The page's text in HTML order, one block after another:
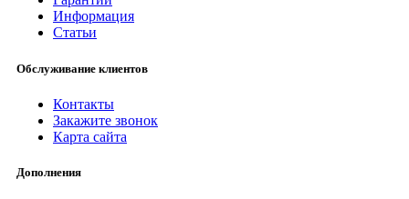
Информация
Статьи
Обслуживание клиентов
Контакты
Закажите звонок
Карта сайта
Дополнения